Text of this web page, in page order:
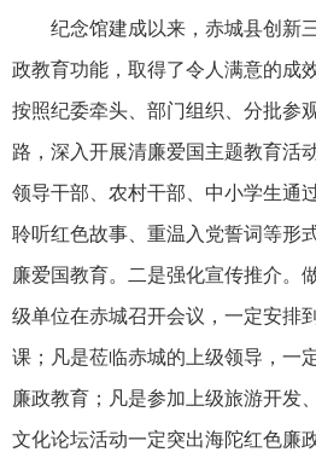
纪念馆建成以来，赤城县创新
政教育功能，取得了令人满意的成
按照纪委牵头、部门组织、分批参
路，深入开展清廉爱国主题教育活
领导干部、农村干部、中小学生通
聆听红色故事、重温入党誓词等形
廉爱国教育。二是强化宣传推介。
级单位在赤城召开会议，一定安排
课；凡是莅临赤城的上级领导，一
廉政教育；凡是参加上级旅游开发
文化论坛活动一定突出海陀红色廉